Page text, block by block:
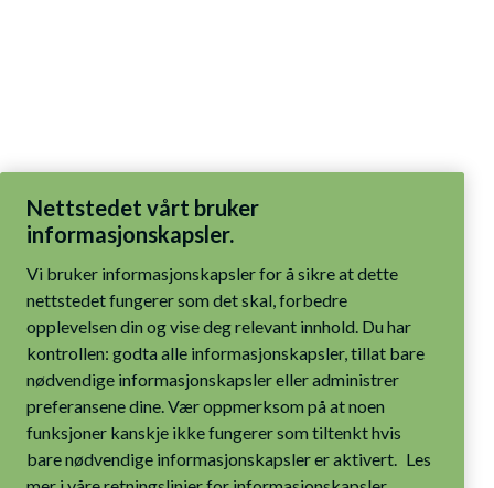
Nettstedet vårt bruker
informasjonskapsler.
nettstedet fungerer som det skal, forbedre
opplevelsen din og vise deg relevant innhold. Du har
kontrollen: godta alle informasjonskapsler, tillat bare
nødvendige informasjonskapsler eller administrer
preferansene dine. Vær oppmerksom på at noen
funksjoner kanskje ikke fungerer som tiltenkt hvis
bare nødvendige informasjonskapsler er aktivert.
mer i våre retningslinjer for informasjonskapsler.